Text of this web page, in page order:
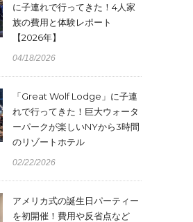
に子連れで行ってきた！4人家
族の費用と体験レポート
【2026年】
04/18/2026
「Great Wolf Lodge」に子連
れで行ってきた！巨大ウォータ
ーパークが楽しいNYから3時間
のリゾートホテル
02/22/2026
アメリカ式の誕生日パーティー
を初開催！費用や反省点など